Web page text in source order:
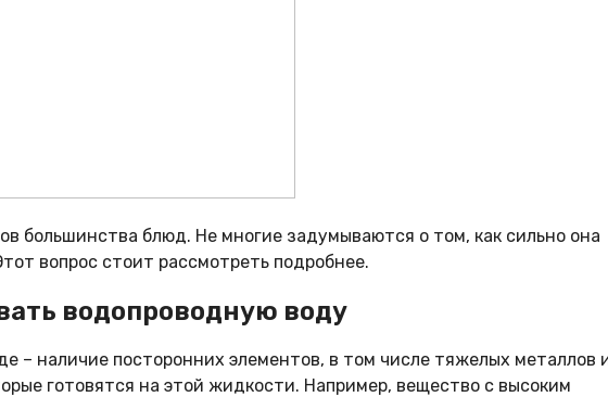
большинства блюд. Не многие задумываются о том, как сильно она
вопрос стоит рассмотреть подробнее.
водопроводную воду
– наличие посторонних элементов, в том числе тяжелых металлов
готовятся на этой жидкости. Например, вещество с высоким